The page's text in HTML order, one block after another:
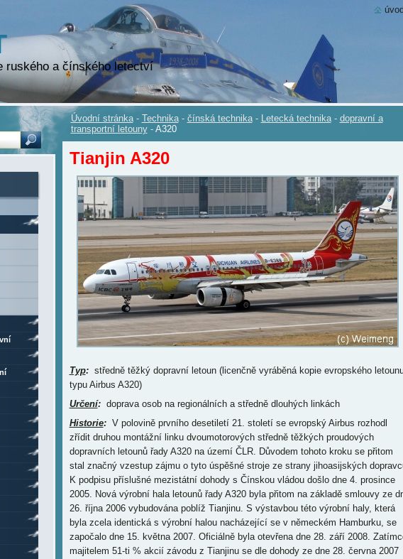
ruského a čínského letectví
Úvodní stránka - Technika - čínská technika - Letecká technika - dopravní a
transportní letouny - A320
Tianjin A320
Typ:středně těžký dopravní letoun (licenčně vyráběná kopie evropského
typu Airbus A320)
Určení:doprava osob na regionálních a středně dlouhých linkách
Historie:V polovině prvního desetiletí 21. století se evropský Airbus rozhodl
zřídit druhou montážní linku dvoumotorových středně těžkých proudových
dopravních letounů řady A320 na území ČLR. Důvodem tohoto kroku se přitom
stal značný vzestup zájmu o tyto úspěšné stroje ze strany jihoasijských
K podpisu příslušné mezistátní dohody s Čínskou vládou došlo dne 4. prosince
2005. Nová výrobní hala letounů řady A320 byla přitom na základě smlouvy ze
26. října 2006 vybudována poblíž Tianjinu. S výstavbou této výrobní haly, která
byla zcela identická s výrobní halou nacházející se v německém Hamburku, se
započalo dne 15. května 2007. Oficiálně byla otevřena dne 28. září 2008.
majitelem 51-ti % akcií závodu z Tianjinu se dle dohody ze dne 28. června 2007